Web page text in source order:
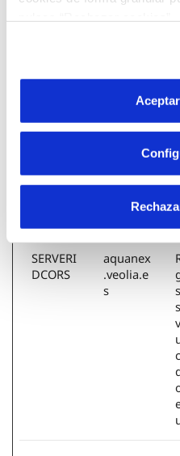
son indispensables para
por tanto no se pueden
más información en nuestra
.veolia.e
s
SERVERI
DCORS
aquanex
.veolia.e
s